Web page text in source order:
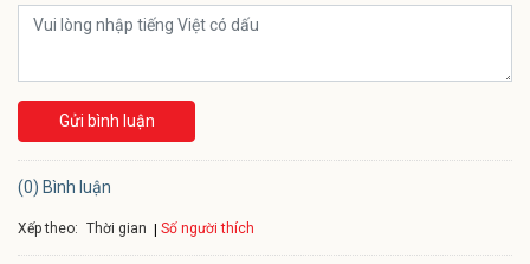
Gửi bình luận
(0) Bình luận
Xếp theo: Thời gian Số người thích